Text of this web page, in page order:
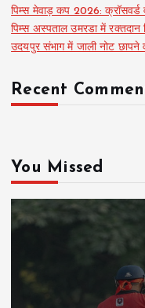
पिम्स मेवाड़ कप 2026:
पिम्स अस्पताल उमरडा में रक्तदान
उदयपुर संभाग में जाली नोट छापने
Recent
You Missed